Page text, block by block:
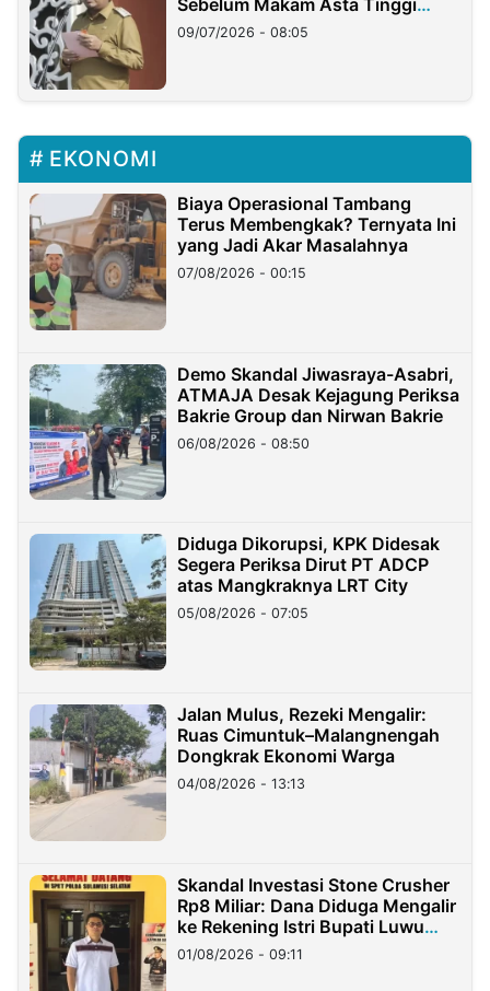
Sebelum Makam Asta Tinggi
Longsor
09/07/2026 - 08:05
EKONOMI
Biaya Operasional Tambang
Terus Membengkak? Ternyata Ini
yang Jadi Akar Masalahnya
07/08/2026 - 00:15
Demo Skandal Jiwasraya-Asabri,
ATMAJA Desak Kejagung Periksa
Bakrie Group dan Nirwan Bakrie
06/08/2026 - 08:50
Diduga Dikorupsi, KPK Didesak
Segera Periksa Dirut PT ADCP
atas Mangkraknya LRT City
05/08/2026 - 07:05
Jalan Mulus, Rezeki Mengalir:
Ruas Cimuntuk–Malangnengah
Dongkrak Ekonomi Warga
04/08/2026 - 13:13
Skandal Investasi Stone Crusher
Rp8 Miliar: Dana Diduga Mengalir
ke Rekening Istri Bupati Luwu
Timur
01/08/2026 - 09:11